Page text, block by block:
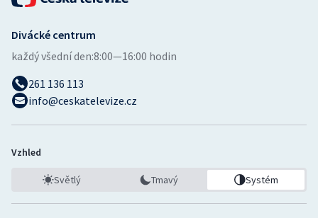
Divácké centrum
každý všední den:8:00—16:00 hodin
261 136 113
info@ceskatelevize.cz
Vzhled
Světlý Tmavý Systém